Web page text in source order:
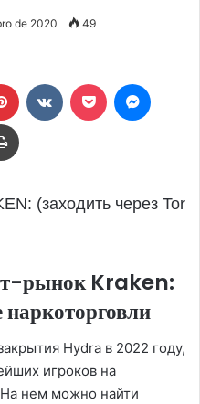
de 2020 49
Pinterest Pocket
Imprimir
(заходить через Tor
рынок Kraken:
Hydra в 2022 году,
игроков на
нем можно найти